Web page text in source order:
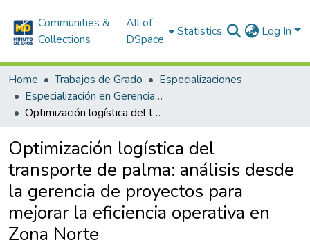
Communities &
Collections
All of
DSpace
Statistics Log In
Home Trabajos de Grado
Especializaciones
Especialización en Gerencia de Proyectos
Optimización logística del transporte de palma: análisis desde la gerencia de proyectos para mejorar la eficiencia operativa en Zona Norte
Optimización logística del
transporte de palma: análisis desde
la gerencia de proyectos para
mejorar la eficiencia operativa en
Zona Norte